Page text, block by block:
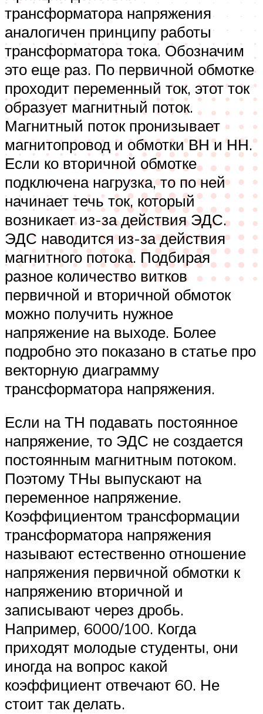
трансформатора напряжения
аналогичен принципу работы
трансформатора тока. Обозначим
это еще раз. По первичной обмотке
проходит переменный ток, этот ток
образует магнитный поток.
Магнитный поток пронизывает
магнитопровод и обмотки ВН и НН.
Если ко вторичной обмотке
подключена нагрузка, то по ней
начинает течь ток, который
возникает из-за действия ЭДС.
ЭДС наводится из-за действия
магнитного потока. Подбирая
разное количество витков
первичной и вторичной обмоток
можно получить нужное
напряжение на выходе. Более
подробно это показано в статье про
векторную диаграмму
трансформатора напряжения.
Если на ТН подавать постоянное
напряжение, то ЭДС не создается
постоянным магнитным потоком.
Поэтому ТНы выпускают на
переменное напряжение.
Коэффициентом трансформации
трансформатора напряжения
называют естественно отношение
напряжения первичной обмотки к
напряжению вторичной и
записывают через дробь.
Например, 6000/100. Когда
приходят молодые студенты, они
иногда на вопрос какой
коэффициент отвечают 60. Не
стоит так делать.